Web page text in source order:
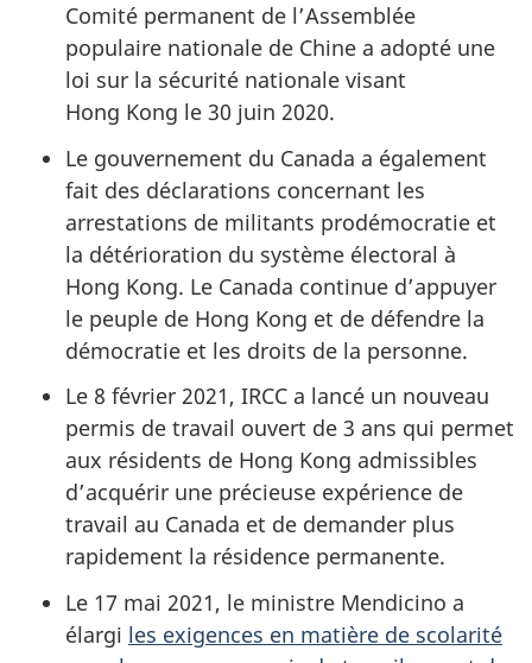
Comité permanent de l’Assemblée
populaire nationale de Chine a adopté une
loi sur la sécurité nationale visant
Hong Kong le 30 juin 2020.
Le gouvernement du Canada a également
fait des déclarations concernant les
arrestations de militants prodémocratie et
la détérioration du système électoral à
Hong Kong. Le Canada continue d’appuyer
le peuple de Hong Kong et de défendre la
démocratie et les droits de la personne.
Le 8 février 2021, IRCC a lancé un nouveau
permis de travail ouvert de 3 ans qui permet
aux résidents de Hong Kong admissibles
d’acquérir une précieuse expérience de
travail au Canada et de demander plus
rapidement la résidence permanente.
Le 17 mai 2021, le ministre Mendicino a
élargi les exigences en matière de scolarité